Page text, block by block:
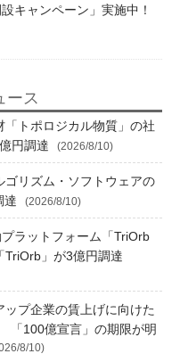
キャンペーン」実施中！
ース
トポロジカル物質」の社
円調達
(2026/8/10)
リズム・ソフトウェアの
達
(2026/8/10)
ラットフォーム「TriOrb
TriOrb」が3億円調達
ップ企業の賃上げに向けた
「100億宣言」の期限が明
8/10)